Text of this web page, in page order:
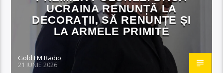
UCRAINA RENUNȚĂ LA
DECORAȚII, SĂ RENUNȚE ȘI
LA ARMELE PRIMITE
Gold FM Radio
21 IUNIE 2026